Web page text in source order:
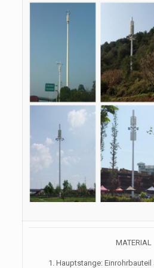
MATERIAL
1. Hauptstange: Einrohrbauteil